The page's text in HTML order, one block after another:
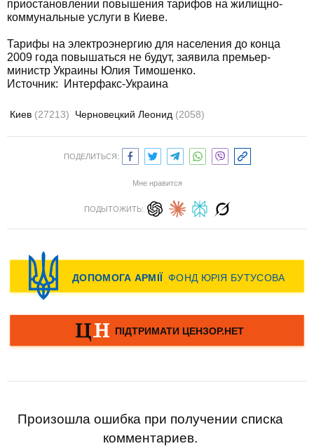
приостановлении повышения тарифов на жилищно-
коммунальные услуги в Киеве.
Тарифы на электроэнергию для населения до конца
2009 года повышаться не будут, заявила премьер-
министр Украины Юлия Тимошенко.
Источник: Интерфакс-Украина
Киев (27213) Черновецкий Леонид (2058)
ПОДЕЛИТЬСЯ:
Мне нравится
ПОДЫТОЖИТЬ:
Произошла ошибка при получении списка
комментариев.